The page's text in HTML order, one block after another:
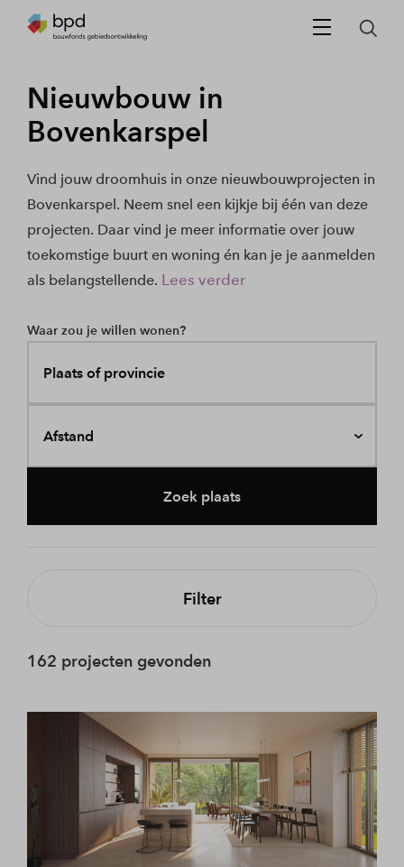
Nieuwbouw in
Bovenkarspel
Vind jouw droomhuis in onze nieuwbouwprojecten in
Bovenkarspel. Neem snel een kijkje bij één van deze
projecten. Daar vind je meer informatie over jouw
toekomstige buurt en woning én kan je je aanmelden
als belangstellende. Lees verder
Waar zou je willen wonen?
Plaats of provincie
Afstand
Zoek plaats
Filter
162 projecten gevonden